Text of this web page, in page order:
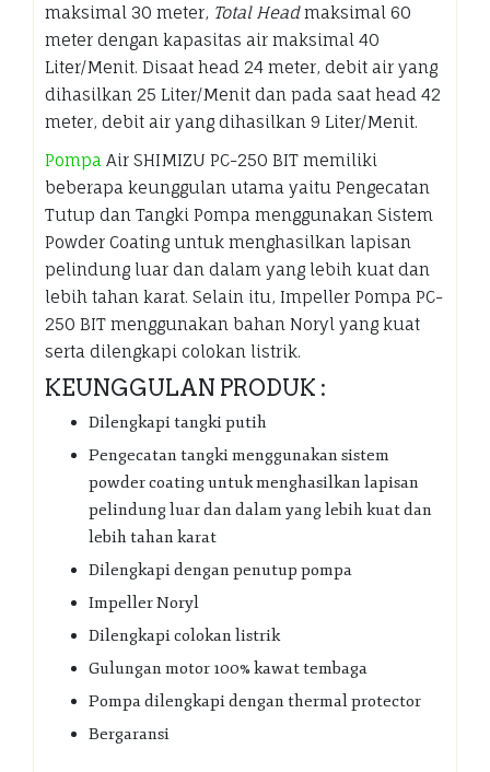
maksimal 30 meter, Total Headmaksimal 60
meter dengan kapasitas air maksimal 40
Liter/Menit. Disaat head 24 meter, debit air yang
dihasilkan 25 Liter/Menit dan pada saat head 42
meter, debit air yang dihasilkan 9 Liter/Menit.
Pompa Air SHIMIZU PC-250 BIT memiliki
beberapa keunggulan utama yaitu Pengecatan
Tutup dan Tangki Pompa menggunakan Sistem
Powder Coating untuk menghasilkan lapisan
pelindung luar dan dalam yang lebih kuat dan
lebih tahan karat. Selain itu, Impeller Pompa PC-
250 BIT menggunakan bahan Noryl yang kuat
serta dilengkapi colokan listrik.
KEUNGGULAN PRODUK :
Dilengkapi tangki putih
Pengecatan tangki menggunakan sistem
powder coating untuk menghasilkan lapisan
pelindung luar dan dalam yang lebih kuat dan
lebih tahan karat
Dilengkapi dengan penutup pompa
Impeller Noryl
Dilengkapi colokan listrik
Gulungan motor 100% kawat tembaga
Pompa dilengkapi dengan thermal protector
Bergaransi